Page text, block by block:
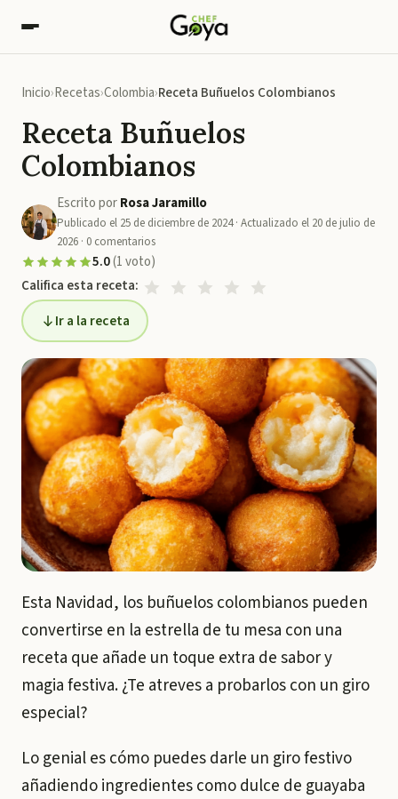
Inicio Recetas Colombia Receta Buñuelos Colombianos
Receta Buñuelos
Colombianos
Escrito porRosa Jaramillo
Publicado el 25 de diciembre de 2024· Actualizado el 20 de julio de
2026 · 0 comentarios
5.0(1voto)
Califica esta receta:
Ir a la receta
Esta Navidad, los buñuelos colombianos pueden
convertirse en la estrella de tu mesa con una
receta que añade un toque extra de sabor y
magia festiva. ¿Te atreves a probarlos con un giro
especial?
Lo genial es cómo puedes darle un giro festivo
añadiendo ingredientes comodulce de guayaba